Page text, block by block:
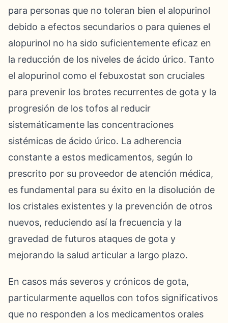
para personas que no toleran bien el alopurinol
debido a efectos secundarios o para quienes el
alopurinol no ha sido suficientemente eficaz en
la reducción de los niveles de ácido úrico. Tanto
el alopurinol como el febuxostat son cruciales
para prevenir los brotes recurrentes de gota y la
progresión de los tofos al reducir
sistemáticamente las concentraciones
sistémicas de ácido úrico. La adherencia
constante a estos medicamentos, según lo
prescrito por su proveedor de atención médica,
es fundamental para su éxito en la disolución de
los cristales existentes y la prevención de otros
nuevos, reduciendo así la frecuencia y la
gravedad de futuros ataques de gota y
mejorando la salud articular a largo plazo.
En casos más severos y crónicos de gota,
particularmente aquellos con tofos significativos
que no responden a los medicamentos orales